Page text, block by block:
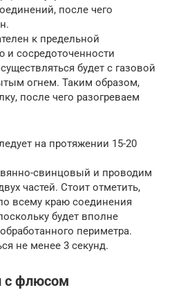
после чего
к предельной
сосредоточенности
будет с газовой
огнем. Таким образом,
после чего разогреваем
на протяжении 15-20
свинцовый и проводим
частей. Стоит отметить,
всему краю соединения
будет вполне
периметра.
не менее 3 секунд.
с флюсом